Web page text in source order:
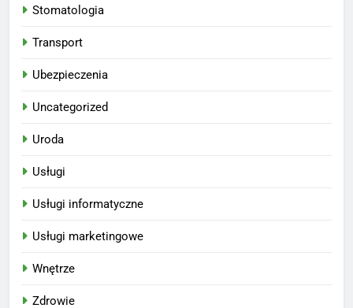
Stomatologia
Transport
Ubezpieczenia
Uncategorized
Uroda
Usługi
Usługi informatyczne
Usługi marketingowe
Wnętrze
Zdrowie